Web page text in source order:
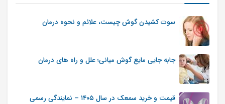
سوت کشیدن گوش چیست، علائم و نحوه درمان
جابه جایی مایع گوش میانی؛ علل و راه های درمان
قیمت و خرید سمعک در سال ۱۴۰۵ – نمایندگی رسمی